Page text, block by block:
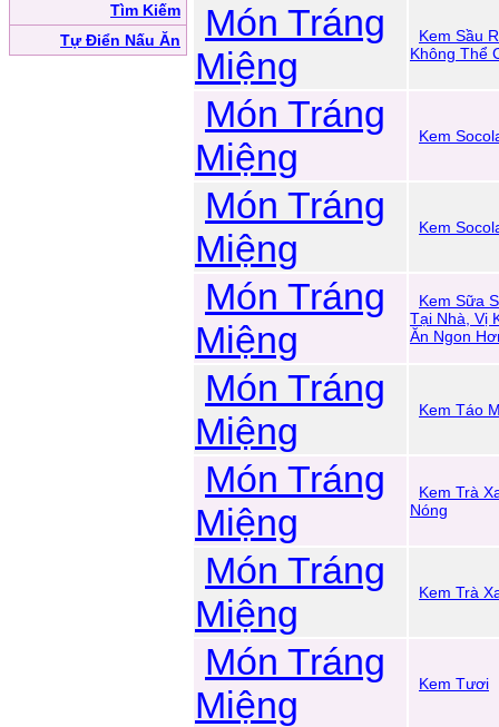
Tìm Kiếm
Tự Điển Nấu Ăn
Món Tráng
Miệng
Kem Sầu
Không Thể
Món Tráng
Miệng
Kem
Món Tráng
Miệng
Kem
Món Tráng
Miệng
Kem Sữa
Tại Nhà, Vị
Ăn Ngon
Món Tráng
Miệng
Kem Táo
Món Tráng
Miệng
Kem Trà
Nóng
Món Tráng
Miệng
Kem Trà
Món Tráng
Miệng
Kem Tươi